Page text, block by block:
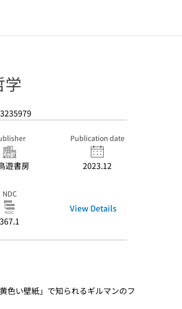
学
遊書房
Publication date
2023.12
NDC
367.1
View Details
色い壁紙」で知られるギルマンのフ